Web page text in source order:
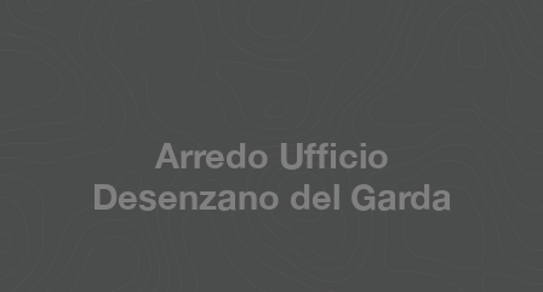
Arredo Ufficio
Desenzano del Garda